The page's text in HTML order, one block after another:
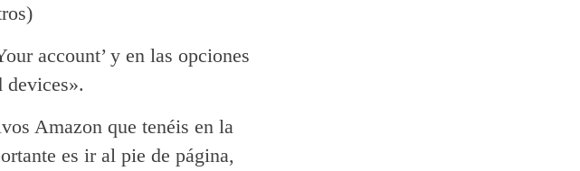
account’ y en las opciones
devices».
Amazon que tenéis en la
es ir al pie de página,